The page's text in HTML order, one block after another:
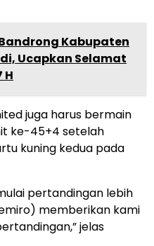
Kabupaten
Ucapkan Selamat
H
juga harus bermain
ke-45+4 setelah
kuning kedua pada
pertandingan lebih
memberikan kami
jelas